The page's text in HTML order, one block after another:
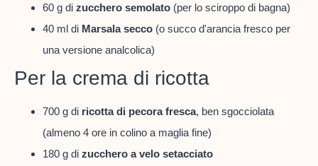
60 g di zucchero semolato (per lo sciroppo di bagna)
40 ml di Marsala secco (o succo d'arancia fresco per
una versione analcolica)
Per la crema di ricotta
700 g di ricotta di pecora fresca, ben sgocciolata
(almeno 4 ore in colino a maglia fine)
180 g di zucchero a velo setacciato